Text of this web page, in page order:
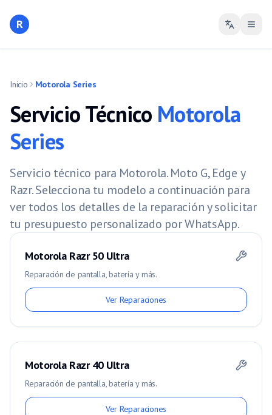
R
Inicio Motorola Series
Servicio Técnico Motorola
Series
Servicio técnico para Motorola. Moto G, Edge y
Razr. Selecciona tu modelo a continuación para
ver todos los detalles de la reparación y solicitar
tu presupuesto personalizado por WhatsApp.
Motorola Razr 50 Ultra
Reparación de pantalla, batería y más.
Ver Reparaciones
Motorola Razr 40 Ultra
Reparación de pantalla, batería y más.
Ver Reparaciones